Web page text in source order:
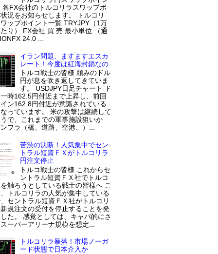
各FX会社のトルコリラスワップポ
況をお知らせします。 トルコリ
ップポイント一覧 TRYJPY（1万
り） FX会社 買 売 最小単位 （通
24.0 ...
イラン問題、ますますエスカ
レート！今度は紅海封鎖なの
トルコ戦士の皆様 頼みのドル
円が息を吹き返してきていま
す。 USDJPY日足チャート ド
時162.5円付近まで上昇し、前回
ン162.8円付近が意識されている
っています。 米の攻撃は継続して
で、これまでの軍事施設狙いか
フラ（橋、道路、空港、）...
苦渋の決断！人気集中でセン
トラル短資ＦＸがトルコリラ
円注文停止
トルコ戦士の皆様 これからセ
ントラル短資ＦＸ社でトルコ
触ろうとしている戦士の皆様へ こ
トルコリラの人気が集中している
セントラル短資ＦＸ社がトルコリ
規注文の受付を停止することを発
た。 感覚としては、キャパ的にさ
ーパーアリーナ規模を想定...
トルコリラ暴落！市場ノーガ
ード状態で日本介入か